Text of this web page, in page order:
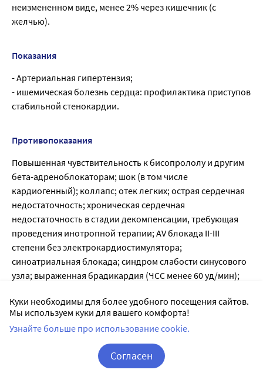
неизмененном виде, менее 2% через кишечник (с
желчью).
Показания
- Артериальная гипертензия;
- ишемическая болезнь сердца: профилактика приступов
стабильной стенокардии.
Противопоказания
Повышенная чувствительность к бисопрололу и другим
бета-адреноблокаторам; шок (в том числе
кардиогенный); коллапс; отек легких; острая сердечная
недостаточность; хроническая сердечная
недостаточность в стадии декомпенсации, требующая
проведения инотропной терапии; AV блокада II-III
степени без электрокардиостимулятора;
синоатриальная блокада; синдром слабости синусового
узла; выраженная брадикардия (ЧСС менее 60 уд/мин);
недостаточности); выраженная артериальная
гипотензия (систолическое АД менее 100 мм рт.ст.,
особенно при инфаркте миокарда); тяжелые формы
бронхиальной астмы и хроническая обструктивная
болезнь легких (ХОБЛ) в анамнезе; одновременный
Куки необходимы для более удобного посещения сайтов.
Мы используем куки для вашего комфорта!
Узнайте больше про использование cookie.
Согласен